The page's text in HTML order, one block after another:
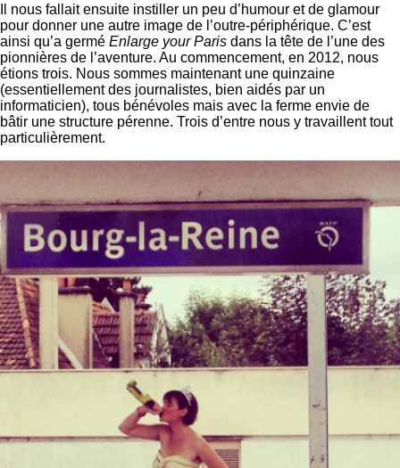
Il nous fallait ensuite instiller un peu d’humour et de glamour
pour donner une autre image de l’outre-périphérique. C’est
ainsi qu’a germé Enlarge your Paris dans la tête de l’une des
pionnières de l’aventure. Au commencement, en 2012, nous
étions trois. Nous sommes maintenant une quinzaine
(essentiellement des journalistes, bien aidés par un
informaticien), tous bénévoles mais avec la ferme envie de
bâtir une structure pérenne. Trois d’entre nous y travaillent tout
particulièrement.